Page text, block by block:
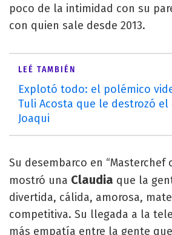
poco de la intimidad con su
con quien sale desde 2013.
LEÉ TAMBIÉN
Explotó todo: el polémico
Tuli Acosta que le destrozó el
Joaqui
Su desembarco en “Masterchef
mostró una Claudia que la
divertida, cálida, amorosa,
competitiva. Su llegada a la
más empatía entre la gente